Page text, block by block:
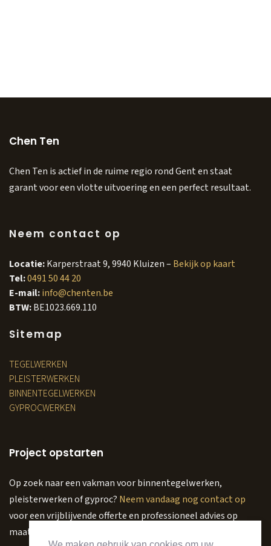
Chen Ten
Chen Ten is actief in de ruime regio rond Gent en staat
garant voor een vlotte uitvoering en een perfect resultaat.
Neem contact op
Locatie:Karperstraat 9, 9940 Kluizen – Bekijk op kaart
Tel:0491 50 44 20
E-mail:info@chenten.be
BTW:BE1023.669.110
Sitemap
TEGELWERKEN
PLEISTERWERKEN
BINNENTEGELWERKEN
GYPROCWERKEN
Project opstarten
Op zoek naar een vakman voor binnentegelwerken,
pleisterwerken of gyproc? Neem vandaag nog contact op
voor een vrijblijvende offerte en professioneel advies op
maat.